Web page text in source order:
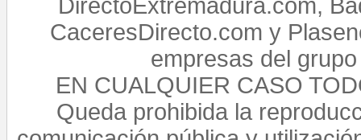
DirectoExtremadura.com,
CaceresDirecto.com y
empresas del
EN CUALQUIER CASO
Queda prohibida la